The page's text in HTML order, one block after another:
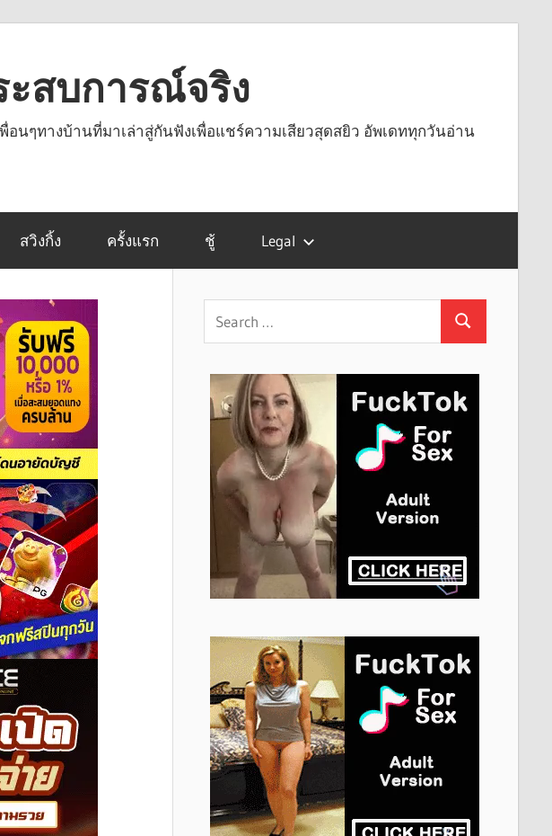
ะสบการณ์จริง
อนๆทางบ้านที่มาเล่าสู่กันฟังเพื่อแชร์ความเสียวสุดสยิว อัพเดททุกวันอ่าน
สวิงกิ้ง ครั้งแรก ชู้ Legal